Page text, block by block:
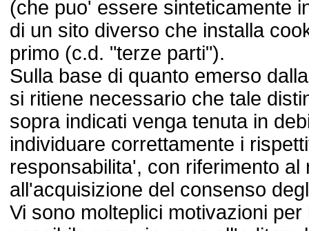
(che puo' essere sinteticamente
di un sito diverso che installa
primo (c.d. "terze parti").
Sulla base di quanto emerso
si ritiene necessario che tale
sopra indicati venga tenuta in
individuare correttamente i
responsabilita', con riferimento
all'acquisizione del consenso
Vi sono molteplici motivazioni